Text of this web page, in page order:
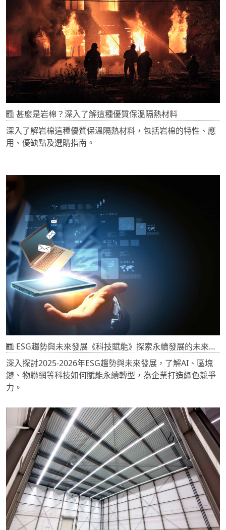
甚麼是岩棉？深入了解這種優質保溫隔熱材料
深入了解岩棉這種優質保溫隔熱材料，包括岩棉的特性、應
用、優缺點及選購指南。
ESG趨勢與未來發展《科技賦能》探索永續發展的未來藍圖，了解科技如何推動ESG創新
深入探討2025-2026年ESG趨勢與未來發展，了解AI、區塊
鏈、物聯網等科技如何賦能永續轉型，為企業打造綠色競爭
力。